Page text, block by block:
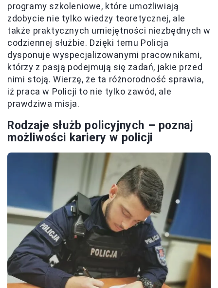
programy szkoleniowe, które umożliwiają
zdobycie nie tylko wiedzy teoretycznej, ale
także praktycznych umiejętności niezbędnych w
codziennej służbie. Dzięki temu Policja
dysponuje wyspecjalizowanymi pracownikami,
którzy z pasją podejmują się zadań, jakie przed
nimi stoją. Wierzę, że ta różnorodność sprawia,
iż praca w Policji to nie tylko zawód, ale
prawdziwa misja.
Rodzaje służb policyjnych – poznaj
możliwości kariery w policji